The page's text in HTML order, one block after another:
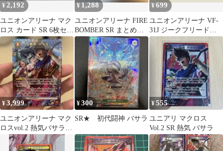
¥ 2,192
ユニオンアリーナ マク
ロス カード SR 6枚セッ
ト 熱気バサラ など
¥1,288
ユニオンアリーナ FIRE
BOMBER SR まとめ売
り おまけ付き
¥699
ユニオンアリーナ VF-
31J ジークフリード
熱気バサラ SR 2枚セ
ット
¥3,999
ユニオンアリーナ マク
ロスvol.2 熱気バサラ
SR☆ パラレル
¥300
SR★ 初代闘神 バサラ
¥555
ユニアリ マクロス
Vol.2 SR 熱気 バサラ